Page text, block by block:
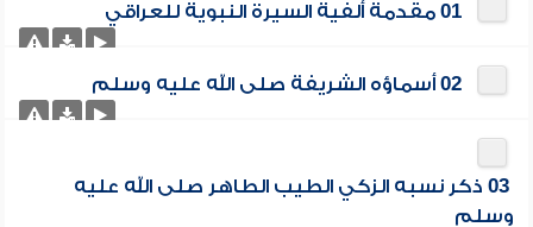
01 مقدمة ألفية السيرة النبوية للعراقي
02 أسماؤه الشريفة صلى الله عليه وسلم
03 ذكر نسبه الزكي الطيب الطاهر صلى الله عليه
وسلم